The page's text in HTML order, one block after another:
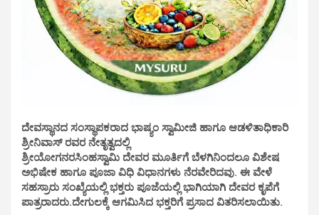
ದೇವಸ್ಥಾನದ ಸಂಸ್ಥಾಪಕರಾದ ಭಾಷ್ಯಂ ಸ್ವಾಮೀಜಿ ಹಾಗೂ ಆಡಳಿತಾಧಿಕಾರಿ
ಶ್ರೀನಿವಾಸ್ ರವರ ನೇತೃತ್ವದಲ್ಲಿ
ಶ್ರೀಯೋಗನರಸಿಂಹಸ್ವಾಮಿ ದೇವರ ಮೂರ್ತಿಗೆ ಬೆಳಗಿನಿಂದಲೂ ವಿಶೇಷ
ಅಭಿಷೇಕ ಹಾಗೂ ಪೂಜಾ ವಿಧಿ ವಿಧಾನಗಳು ನೆರವೇರಿದವು. ಈ ವೇಳೆ
ಸಹಸ್ರಾರು ಸಂಖ್ಯೆಯಲ್ಲಿ ಭಕ್ತರು ಪೂಜೆಯಲ್ಲಿ ಭಾಗಿಯಾಗಿ ದೇವರ ಕೃಪೆಗೆ
ಪಾತ್ರರಾದರು.ದೇಗುಲಕ್ಕೆ ಆಗಮಿಸಿದ ಭಕ್ತರಿಗೆ ಪ್ರಸಾದ ವಿತರಿಸಲಾಯಿತು.